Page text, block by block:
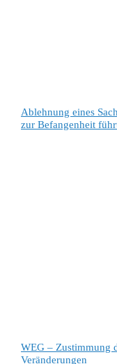
Ablehnung eines
zur Befangenheit
WEG – Zustimmung
Veränderungen